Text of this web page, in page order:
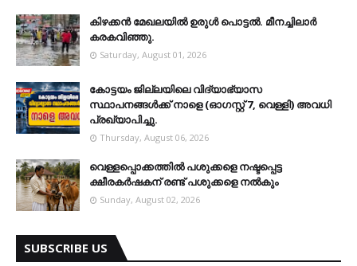
കിഴക്കന്‍ മേഖലയില്‍ ഉരുള്‍ പൊട്ടല്‍. മീനച്ചിലാര്‍
കരകവിഞ്ഞു.
Saturday, August 01, 2026
കോട്ടയം ജില്ലയിലെ വിദ്യാഭ്യാസ
സ്ഥാപനങ്ങള്‍ക്ക് നാളെ (ഓഗസ്റ്റ് 7, വെള്ളി) അവധി
പ്രഖ്യാപിച്ചു.
Thursday, August 06, 2026
വെള്ളപ്പൊക്കത്തില്‍ പശുക്കളെ നഷ്ടപ്പെട്ട
ക്ഷീരകര്‍ഷകന് രണ്ട് പശുക്കളെ നല്‍കും
Sunday, August 02, 2026
SUBSCRIBE US